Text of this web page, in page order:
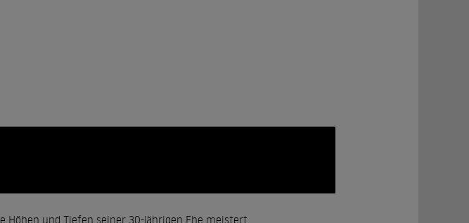
Höhen und Tiefen seiner 30-jährigen Ehe meistert.